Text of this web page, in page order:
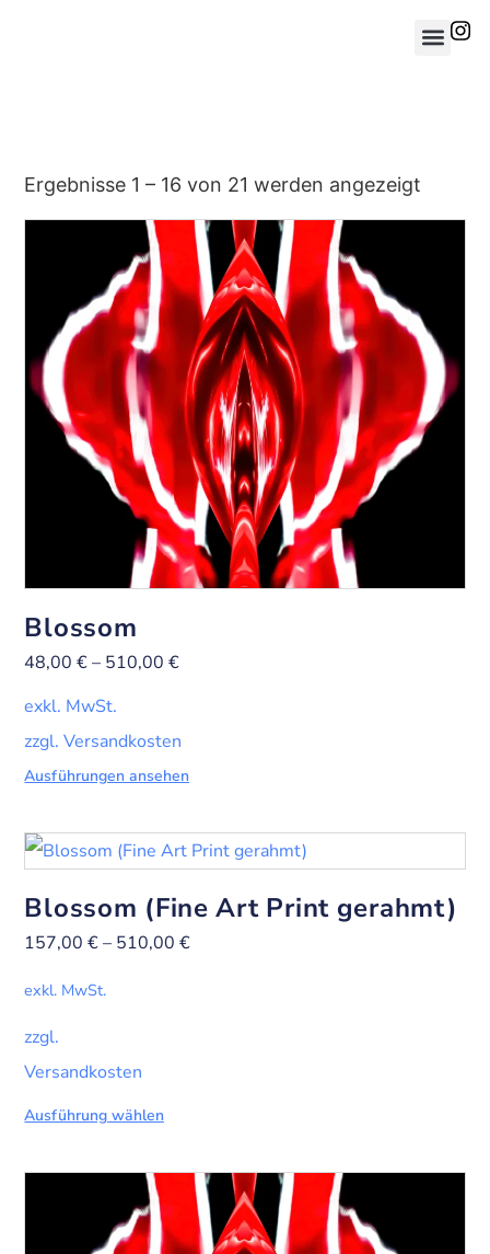
Ergebnisse 1 – 16 von 21 werden angezeigt
Blossom
48,00€– 510,00€
exkl. MwSt.
zzgl. Versandkosten
Ausführungen ansehen
Blossom (Fine Art Print gerahmt)
157,00€– 510,00€
exkl. MwSt.
zzgl.
Versandkosten
Ausführung wählen